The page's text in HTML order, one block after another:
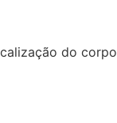
do corpo